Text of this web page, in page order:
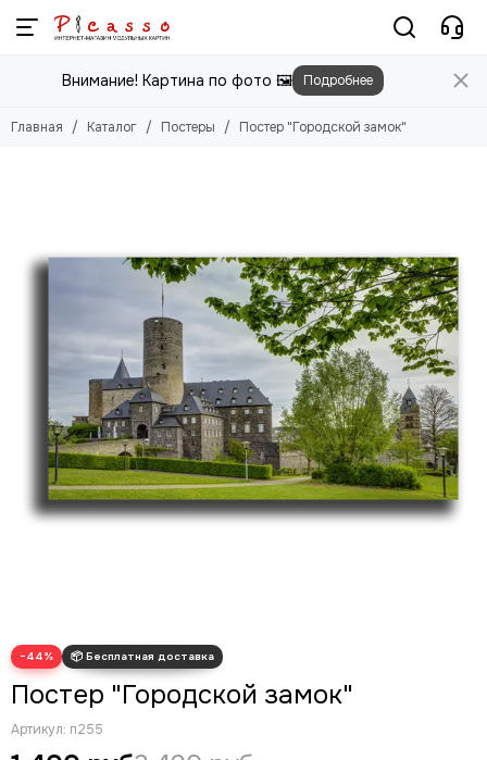
Постеры
Смотреть все товары
Еда
Для мужчин
Игры
Фильмы, Мультфильмы
Спорт
Космос
Современные картины
Волк с Уолл Стрит
Внимание! Картина по фото 🖼️ Подробнее
Главная Каталог Постеры Постер "Городской замок"
−44%
Постер "Городской замок"
Артикул: п255